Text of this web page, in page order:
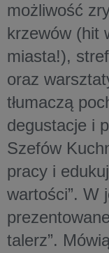
możliwość
krzewów (hit
miasta!),
oraz
tłumaczą
degustacje i
Szefów
pracy i
wartości”. W
talerz”.